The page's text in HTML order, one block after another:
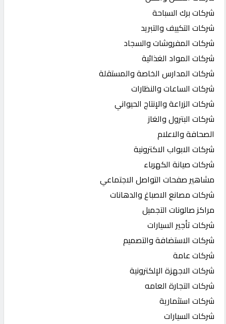
شركات برك السباحة
شركات التكييف والتبريد
شركات المفروشات والسجاد
شركات المواد الغذائية
شركات المدارس الخاصة والمستقلة
شركات الساعات والنظارات
شركات الزراعة والإنتاج الحيواني
شركات البترول والغاز
الصحافة والاعلام
شركات الابواب الاكترونية
شركات صيانة الكهرباء
مشاهير صفحات التواصل الاجتماعي
شركات مصانع الاصباغ والدهانات
مراكز صالونات التجميل
شركات تأجير السيارات
شركات الاستضافة والتصميم
شركات عامة
شركات الاجهزة الإلكترونية
شركات التجارة العامه
شركات استثمارية
شركات السيارات